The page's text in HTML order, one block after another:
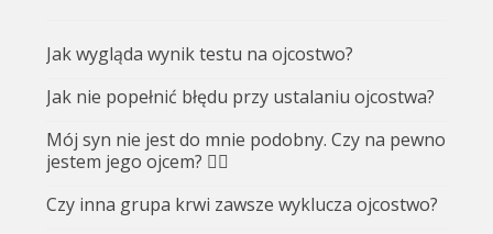
Jak wygląda wynik testu na ojcostwo?
Jak nie popełnić błędu przy ustalaniu ojcostwa?
Mój syn nie jest do mnie podobny. Czy na pewno
jestem jego ojcem? 🤷‍♂️
Czy inna grupa krwi zawsze wyklucza ojcostwo?